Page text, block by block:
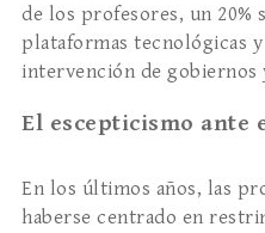
de los profesores, un 20%
plataformas tecnológicas y
intervención de gobiernos
El escepticismo ante
En los últimos años, las
haberse centrado en